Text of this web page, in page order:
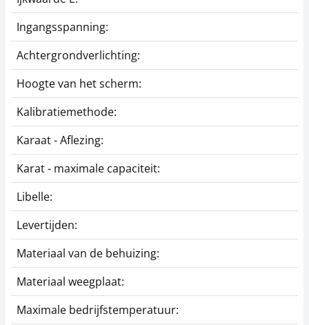
Ingangsspanning:
Achtergrondverlichting:
Hoogte van het scherm:
Kalibratiemethode:
Karaat - Aflezing:
Karat - maximale capaciteit:
Libelle:
Levertijden:
Materiaal van de behuizing:
Materiaal weegplaat:
Maximale bedrijfstemperatuur: